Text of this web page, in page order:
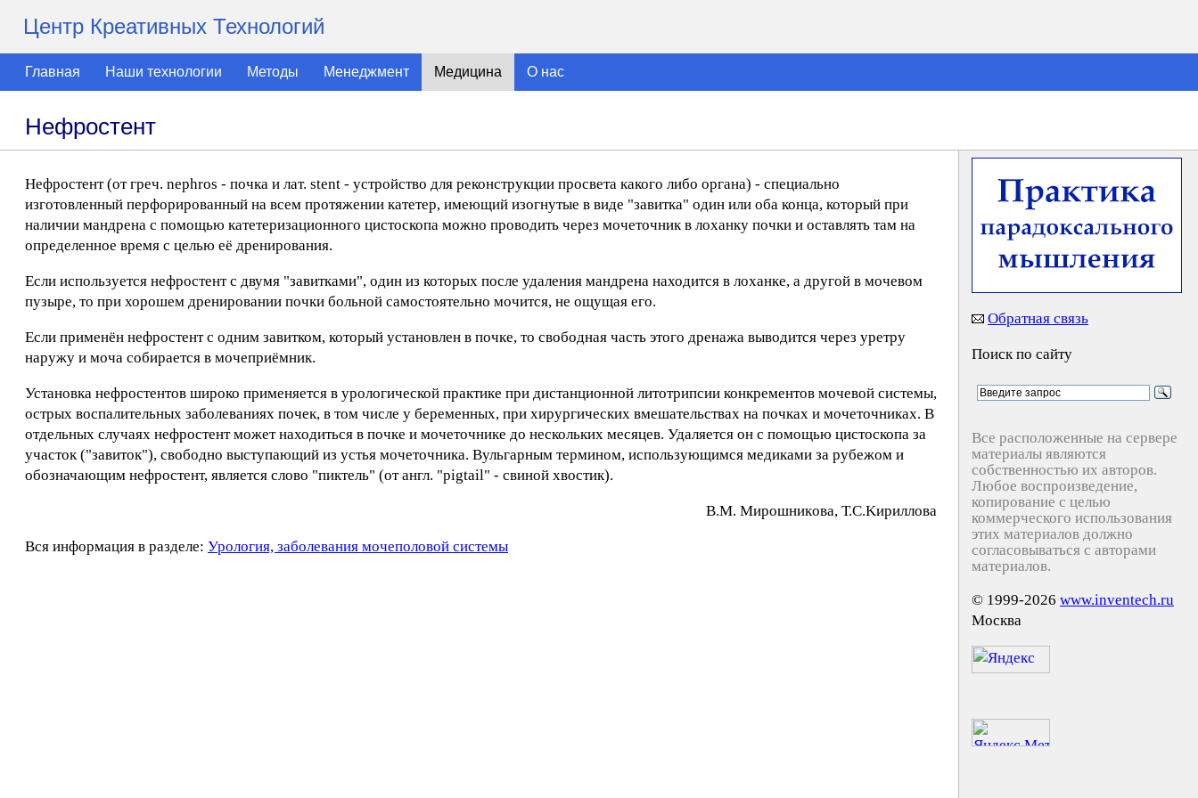
Центр Креативных Технологий
Главная Наши технологии Методы Менеджмент Медицина О нас
Нефростент
Нефростент (от греч. nephros - почка и лат. stent - устройство для реконструкции просвета какого либо органа) - специально
изготовленный перфорированный на всем протяжении катетер, имеющий изогнутые в виде "завитка" один или оба конца, который при
наличии мандрена с помощью катетеризационного цистоскопа можно проводить через мочеточник в лоханку почки и оставлять там на
определенное время с целью её дренирования.
Если используется нефростент с двумя "завитками", один из которых после удаления мандрена находится в лоханке, а другой в мочевом
пузыре, то при хорошем дренировании почки больной самостоятельно мочится, не ощущая его.
Если применён нефростент с одним завитком, который установлен в почке, то свободная часть этого дренажа выводится через уретру
наружу и моча собирается в мочеприёмник.
Установка нефростентов широко применяется в урологической практике при дистанционной литотрипсии конкрементов мочевой системы,
острых воспалительных заболеваниях почек, в том числе у беременных, при хирургических вмешательствах на почках и мочеточниках. В
отдельных случаях нефростент может находиться в почке и мочеточнике до нескольких месяцев. Удаляется он с помощью цистоскопа за
участок ("завиток"), свободно выступающий из устья мочеточника. Вульгарным термином, использующимся медиками за рубежом и
обозначающим нефростент, является слово "пиктель" (от англ. "pigtail" - свиной хвостик).
В.М. Mиpoшникoвa, Т.С.Kиpиллoвa
Вся информация в разделе: Урология, заболевания мочеполовой системы
Обратная связь
Поиск по сайту
Все расположенные на сервере
материалы являются
собственностью их авторов.
Любое воспроизведение,
копирование с целью
коммерческого использования
этих материалов должно
согласовываться с авторами
материалов.
© 1999-2026 www.inventech.ru
Москва